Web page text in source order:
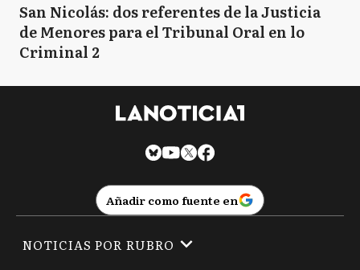
San Nicolás: dos referentes de la Justicia
de Menores para el Tribunal Oral en lo
Criminal 2
Añadir como fuente en
NOTICIAS POR RUBRO